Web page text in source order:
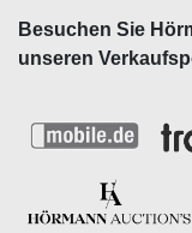
Besuchen Sie
unseren